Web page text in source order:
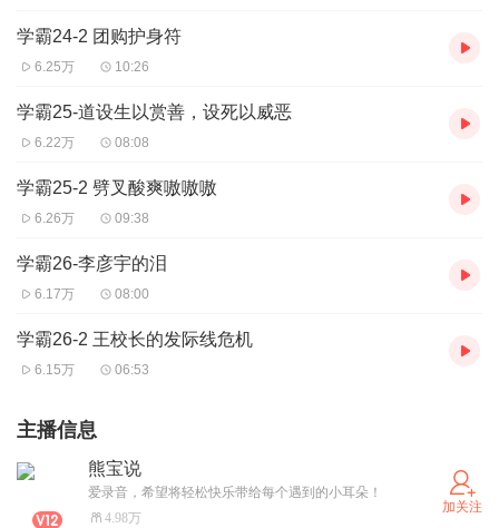
学霸24-2 团购护身符
6.25万 10:26
学霸25-道设生以赏善，设死以威恶
6.22万 08:08
学霸25-2 劈叉酸爽嗷嗷嗷
6.26万 09:38
学霸26-李彦宇的泪
6.17万 08:00
学霸26-2 王校长的发际线危机
6.15万 06:53
主播信息
熊宝说
爱录音，希望将轻松快乐带给每个遇到的小耳朵！
4.98万
加关注